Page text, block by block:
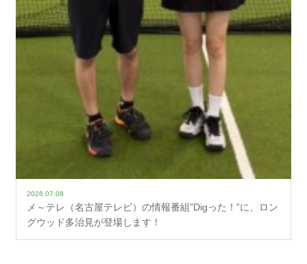
2026.07.08
メ～テレ（名古屋テレビ）の情報番組”Digった！”に、ロン
グウッド多治見が登場します！